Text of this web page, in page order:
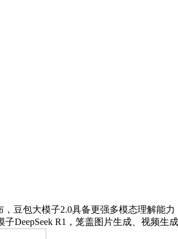
包大模子2.0具备更强多模态理解能力
DeepSeek R1，笼盖图片生成、视频生